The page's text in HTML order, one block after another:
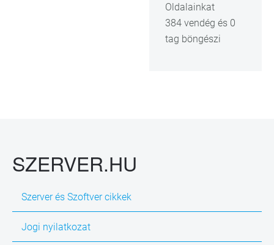
Oldalainkat
384 vendég és 0
tag böngészi
SZERVER.HU
Szerver és Szoftver cikkek
Jogi nyilatkozat